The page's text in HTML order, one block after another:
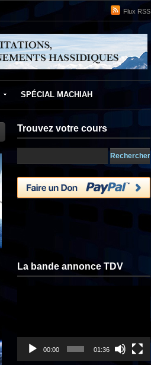
Flux RSS
SPÉCIAL MACHIAH
Trouvez votre cours
La bande annonce TDV
00:00 01:36